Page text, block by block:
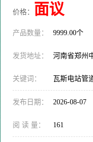
价格： 面议
产品数量： 9999.00个
发货地址： 河南省郑州
关键词： 瓦斯电站管
发布日期： 2026-08-07
阅 读 量： 161